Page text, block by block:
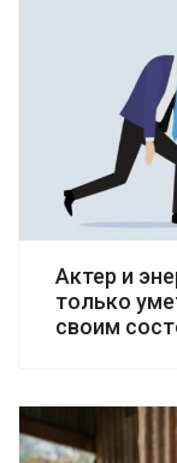
Актер и
только
своим